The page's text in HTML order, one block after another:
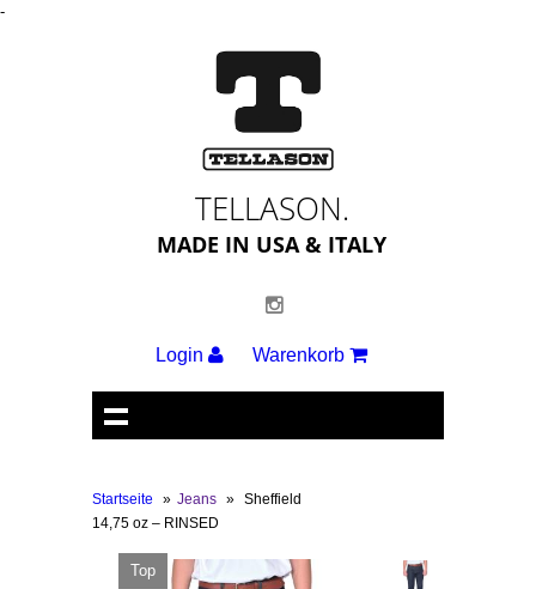
-
TELLASON.
MADE IN USA & ITALY
Login Warenkorb
Startseite » Jeans » Sheffield
14,75 oz – RINSED
Top